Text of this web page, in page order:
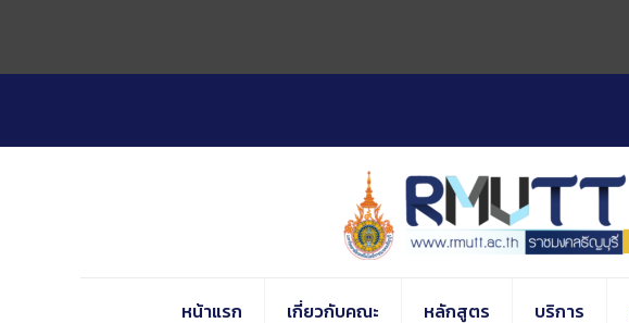
Content
หน้าแรก เกี่ยวกับคณะ หลักสูตร บริการ